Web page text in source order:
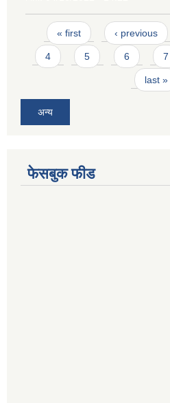
Pages
« first ‹ previous
4 5 6 7
last »
अन्य
फेसबुक फीड